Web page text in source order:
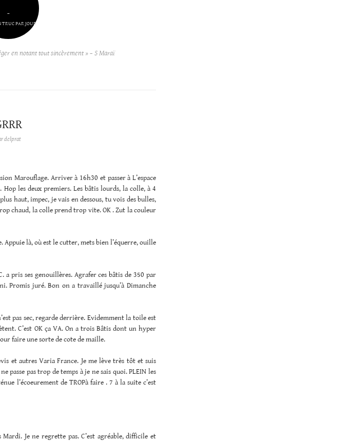
–
TRUC PAR JOUR
en notant tout sincèrement » – S Maraï
delprat
Marouflage. Arriver à 16h30 et passer à L’espace
les deux premiers. Les bâtis lourds, la colle, à 4
haut, impec, je vais en dessous, tu vois des bulles,
chaud, la colle prend trop vite. OK . Zut la couleur
là, où est le cutter, mets bien l’équerre, ouille
pris ses genouillères. Agrafer ces bâtis de 350 par
Promis juré. Bon on a travaillé jusqu’à Dimanche
pas sec, regarde derrière. Evidemment la toile est
C’est OK ça VA. On a trois Bâtis dont un hyper
faire une sorte de cote de maille.
et autres Varia France. Je me lève très tôt et suis
passe pas trop de temps à je ne sais quoi. PLEIN les
l’écoeurement de TROPà faire . 7 à la suite c’est
Je ne regrette pas. C’est agréable, difficile et